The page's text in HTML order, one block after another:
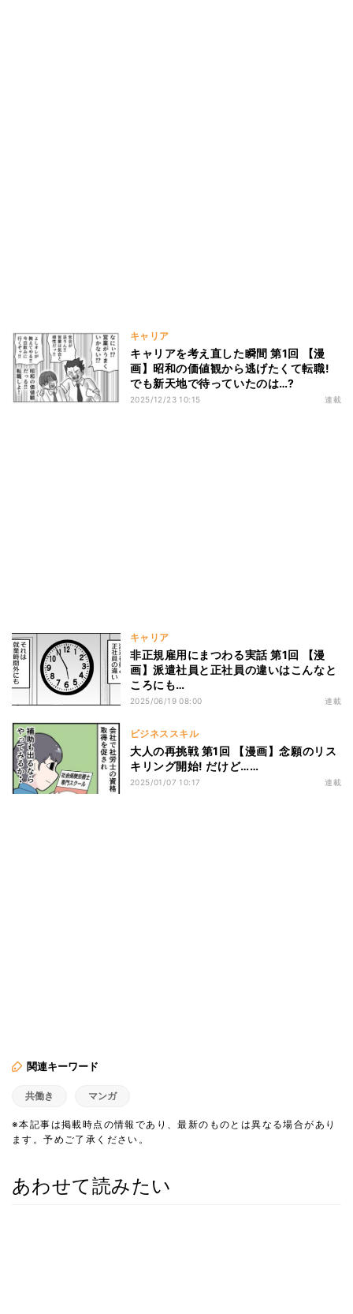
キャリア
キャリアを考え直した瞬間 第1回 【漫
画】昭和の価値観から逃げたくて転職!
でも新天地で待っていたのは…?
2025/12/23 10:15 連載
キャリア
非正規雇用にまつわる実話 第1回 【漫
画】派遣社員と正社員の違いはこんなと
ころにも…
2025/06/19 08:00 連載
ビジネススキル
大人の再挑戦 第1回 【漫画】念願のリス
キリング開始! だけど……
2025/01/07 10:17 連載
関連キーワード
共働き マンガ
※本記事は掲載時点の情報であり、最新のものとは異なる場合があり
ます。予めご了承ください。
あわせて読みたい